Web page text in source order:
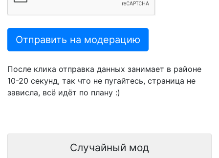
Отправить на модерацию
После клика отправка данных занимает в районе
10-20 секунд, так что не пугайтесь, страница не
зависла, всё идёт по плану :)
Случайный мод